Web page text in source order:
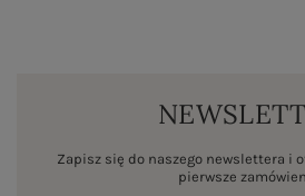
Zapisz się do naszego newslettera i
pierwsze